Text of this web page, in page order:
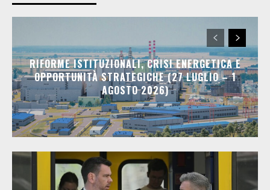
RIFORME ISTITUZIONALI, CRISI ENERGETICA E
OPPORTUNITÀ STRATEGICHE (27 LUGLIO – 1
AGOSTO 2026)